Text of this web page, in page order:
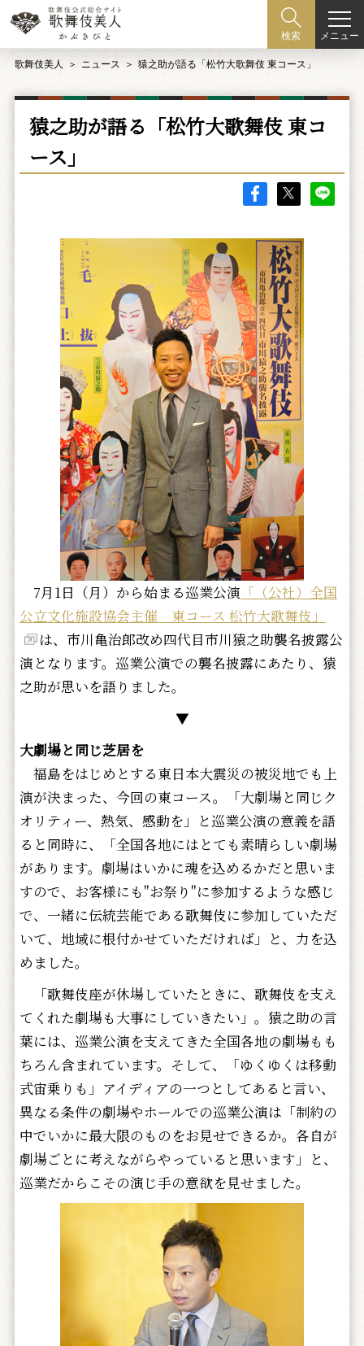
検索 メニュー
歌舞伎美人 ニュース 猿之助が語る「松竹大歌舞伎 東コース」
猿之助が語る「松竹大歌舞伎 東コ
ース」
7月1日（月）から始まる巡業公演 「（公社）全国
公立文化施設協会主催 東コース 松竹大歌舞伎」
は、市川亀治郎改め四代目市川猿之助襲名披露公
演となります。巡業公演での襲名披露にあたり、猿
之助が思いを語りました。
▼
大劇場と同じ芝居を
福島をはじめとする東日本大震災の被災地でも上
演が決まった、今回の東コース。「大劇場と同じク
オリティー、熱気、感動を」と巡業公演の意義を語
ると同時に、「全国各地にはとても素晴らしい劇場
があります。劇場はいかに魂を込めるかだと思いま
すので、お客様にも"お祭り"に参加するような感じ
で、一緒に伝統芸能である歌舞伎に参加していただ
いて、地域に根付かせていただければ」と、力を込
めました。
「歌舞伎座が休場していたときに、歌舞伎を支え
てくれた劇場も大事にしていきたい」。猿之助の言
葉には、巡業公演を支えてきた全国各地の劇場もも
ちろん含まれています。そして、「ゆくゆくは移動
式宙乗りも」アイディアの一つとしてあると言い、
異なる条件の劇場やホールでの巡業公演は「制約の
中でいかに最大限のものをお見せできるか。各自が
劇場ごとに考えながらやっていると思います」と、
巡業だからこその演じ手の意欲を見せました。